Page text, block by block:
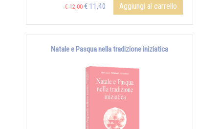
€ 12,00 € 11,40 Aggiungi al carrello
Natale e Pasqua nella tradizione iniziatica